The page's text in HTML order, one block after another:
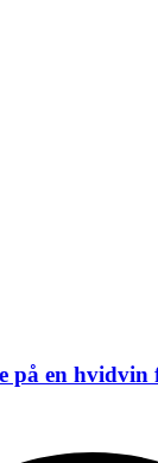
på en hvidvin